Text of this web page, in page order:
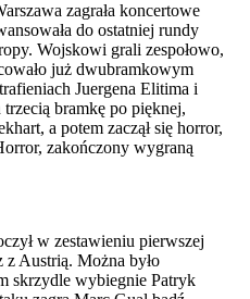
zagrała koncertowe
do ostatniej rundy
Wojskowi grali zespołowo,
już dwubramkowym
Juergena Elitima i
bramkę po pięknej,
a potem zaczął się horror,
zakończony wygraną
w zestawieniu pierwszej
z Austrią. Można było
skrzydle wybiegnie Patryk